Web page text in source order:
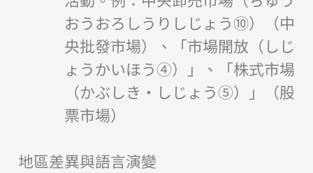
おうおろしうりしじょう⑩）（中
央批發市場）、「市場開放（しじ
ょうかいほう④）」、「株式市場
（かぶしき・しじょう⑤）」（股
票市場）
地區差異與語言演變